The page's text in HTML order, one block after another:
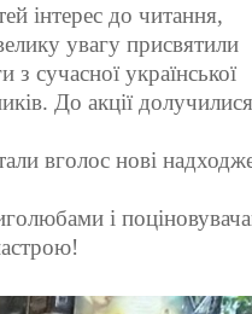
інтерес до читання,
увагу присвятили
сучасної української
До акції долучилися
вголос нові
і
настрою!